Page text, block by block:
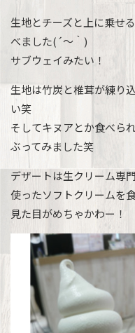
生地とチーズと上に乗せ
べました(´～｀)
サブウェイみたい！
生地は竹炭と椎茸が練り
い笑
そしてキヌアとか食べら
ぶってみました笑
デザートは生クリーム専
使ったソフトクリームを
見た目がめちゃかわー！